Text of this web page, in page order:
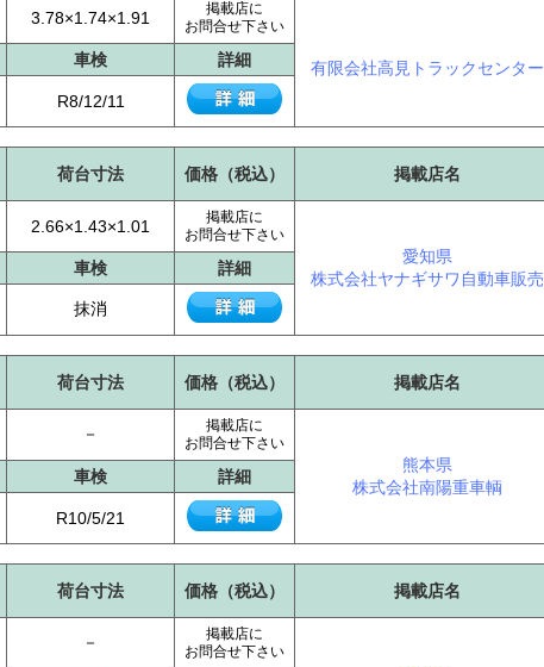
3.78×1.74×1.91
掲載店に
お問合せ下さい
有限会社高見トラックセンター
車検 詳細
R8/12/11
荷台寸法 価格（税込） 掲載店名
2.66×1.43×1.01
掲載店に
お問合せ下さい
愛知県
株式会社ヤナギサワ自動車販売
車検 詳細
抹消
荷台寸法 価格（税込） 掲載店名
－
掲載店に
お問合せ下さい
熊本県
株式会社南陽重車輌
車検 詳細
R10/5/21
荷台寸法 価格（税込） 掲載店名
－
掲載店に
お問合せ下さい